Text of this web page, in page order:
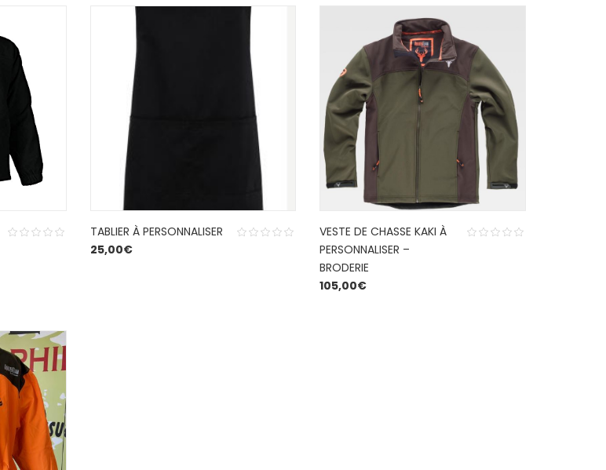
TABLIER À PERSONNALISER
25,00€
VESTE DE CHASSE KAKI À
PERSONNALISER –
BRODERIE
105,00€